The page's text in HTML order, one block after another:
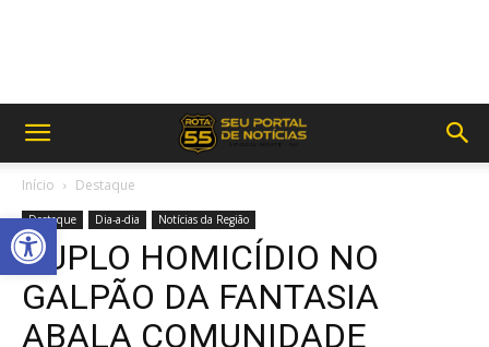
Abrir a barra de ferramentas
Início Destaque
Destaque Dia-a-dia Notícias da Região
DUPLO HOMICÍDIO NO
GALPÃO DA FANTASIA
ABALA COMUNIDADE